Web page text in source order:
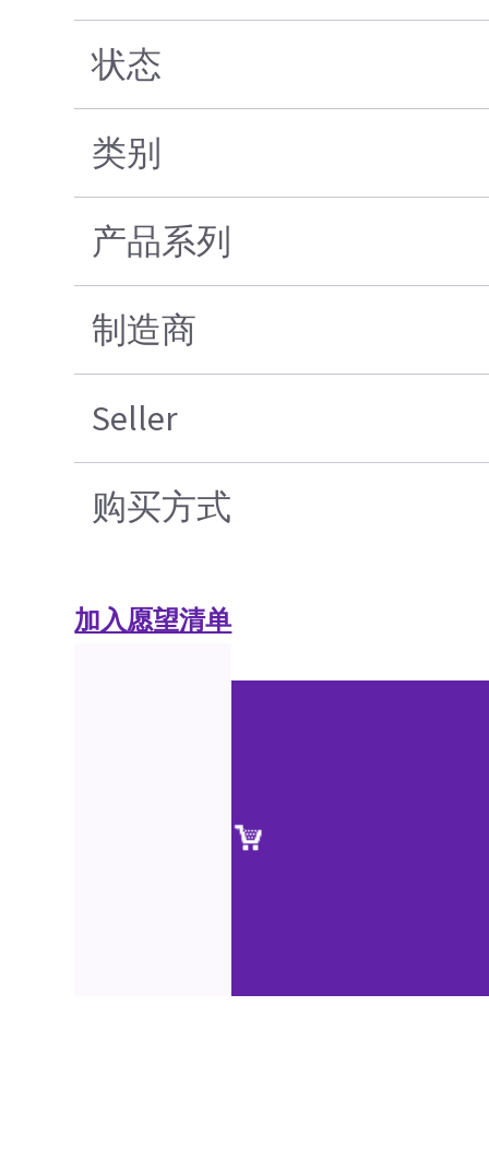
状态
类别
产品系列
制造商
Seller
购买方式
加入愿望清单